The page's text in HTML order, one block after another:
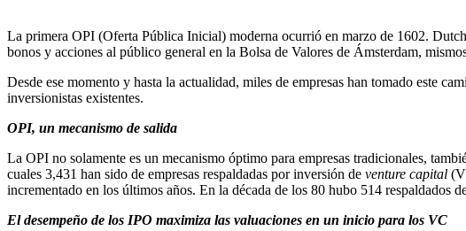
La primera OPI (Oferta Pública Inicial) moderna ocurrió en marzo de 1602.
bonos y acciones al público general en la Bolsa de Valores de Ámsterdam,
Desde ese momento y hasta la actualidad, miles de empresas han tomado este
inversionistas existentes.
OPI, un mecanismo de salida
La OPI no solamente es un mecanismo óptimo para empresas tradicionales,
cuales 3,431 han sido de empresas respaldadas por inversión de venture capital
incrementado en los últimos años. En la década de los 80 hubo 514 respaldados
El desempeño de los IPO maximiza las valuaciones en un inicio para los VC